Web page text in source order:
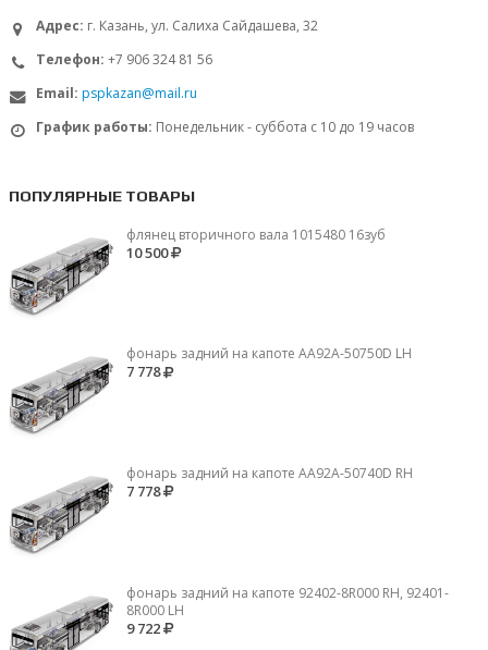
Адрес: г. Казань, ул. Салиха Сайдашева, 32
Телефон: +7 906 324 81 56
Email: pspkazan@mail.ru
График работы: Понедельник - суббота с 10 до 19 часов
ПОПУЛЯРНЫЕ ТОВАРЫ
флянец вторичного вала 1015480 16зуб
10 500
фонарь задний на капоте AA92A-50750D LH
7 778
фонарь задний на капоте AA92A-50740D RH
7 778
фонарь задний на капоте 92402-8R000 RH, 92401-
8R000 LH
9 722